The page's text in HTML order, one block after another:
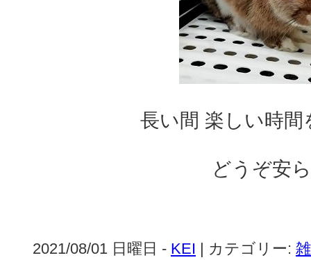
長い間 楽しい時
どうぞ安
2021/08/01 日曜日 - KEI | カテゴリー: